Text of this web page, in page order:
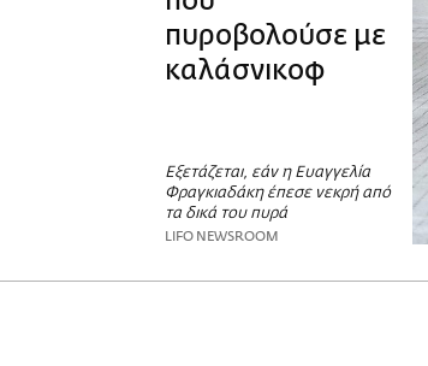
πυροβολούσε με
καλάσνικοφ
Εξετάζεται, εάν η Ευαγγελία
Φραγκιαδάκη έπεσε νεκρή από
τα δικά του πυρά
LIFO NEWSROOM